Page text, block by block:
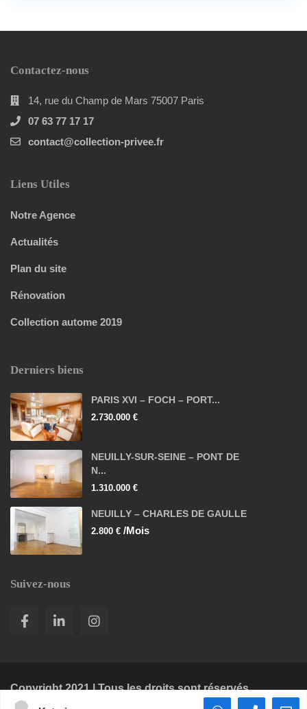
Contactez-nous
14, rue du Champ de Mars 75007 Paris
07 63 77 17 17
contact@collection-privee.fr
Liens Utiles
Notre Agence
Actualités
Plan du site
Rénovation
Collection autome 2019
Derniers biens
PARIS XVI – FOCH – PORT...
2.730.000 €
NEUILLY-SUR-SEINE – PONT DE
N...
1.310.000 €
NEUILLY – CHARLES DE GAULLE
2.800 € /Mois
Suivez-nous
Copyright 2021 | Tous les droits sont réservés.